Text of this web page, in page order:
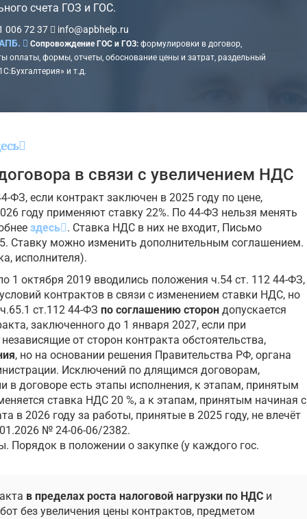
счета ГОЗ и ГОС.
006 72 37
info@apbhelp.ru
Сопровождение ГОС и ГОЗ:формулировки в договор,
оплаты, формы, отчеты, обоснование цены и затрат, раздельный
и т.д.
в связи с увеличением НДС
ФЗ, если контракт заключен в 2025 году по цене,
году применяют ставку 22%. По 44-ФЗ нельзя менять
здесь . Cтавка НДС в них не входит, Письмо
Ставку можно изменить дополнительным соглашением.
исполнителя).
1 октября 2019 вводились положения ч.54 ст. 112 44-ФЗ,
контрактов в связи с изменением ставки НДС, но
ст.112 44-ФЗ по соглашению сторон допускается
заключенного до 1 января 2027, если при
от сторон контракта обстоятельства,
, но на основании решения Правительства РФ, органа
Исключений по длящимся договорам,
в договоре есть этапы исполнения, к этапам, принятым
ставка НДС 20 %, а к этапам, принятым начиная с
в 2026 году за работы, принятые в 2025 году, не влечёт
№ 24-06-06/2382.
Порядок в положении о закупке (у каждого гос.
в пределах роста налоговой нагрузки по НДС и
без увеличения цены контрактов, предметом